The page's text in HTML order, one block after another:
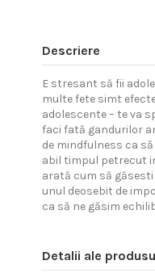
Descriere
E stresant să fii
multe fete simt
adolescente – te va
faci fată gandurilor
de mindfulness ca
abil timpul petrecut
arată cum să
unul deosebit de
ca să ne găsim
Detalii ale